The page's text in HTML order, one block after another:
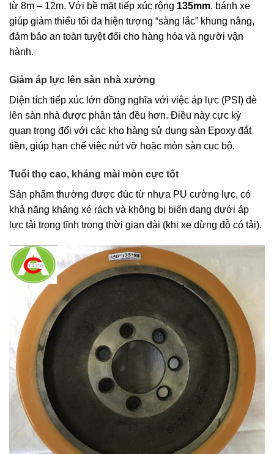
từ 8m – 12m. Với bề mặt tiếp xúc rộng 135mm, bánh xe
giúp giảm thiểu tối đa hiện tượng “sàng lắc” khung nâng,
đảm bảo an toàn tuyệt đối cho hàng hóa và người vận
hành.
Giảm áp lực lên sàn nhà xưởng
Diện tích tiếp xúc lớn đồng nghĩa với việc áp lực (PSI) đè
lên sàn nhà được phân tán đều hơn. Điều này cực kỳ
quan trọng đối với các kho hàng sử dụng sàn Epoxy đắt
tiền, giúp hạn chế việc nứt vỡ hoặc mòn sàn cục bộ.
Tuổi thọ cao, kháng mài mòn cực tốt
Sản phẩm thường được đúc từ nhựa PU cường lực, có
khả năng kháng xé rách và không bị biến dạng dưới áp
lực tải trọng tĩnh trong thời gian dài (khi xe dừng đỗ có tải).